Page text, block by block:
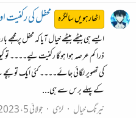
اٹھارہویں سالگرہ محفل کی رکنیت
ایسے ہی بیٹھے بیٹھے خیال آیا کہ محفل پر
ذرا کم عرصہ ہوا ہوگا رکنیت لیے۔۔۔۔
کی تصویر لگائی جائے۔۔۔۔ کئی ایک تو بچے
کے پہلے برس سے ہی...
نیرنگ خیال
لڑی جولائی 5، 2023